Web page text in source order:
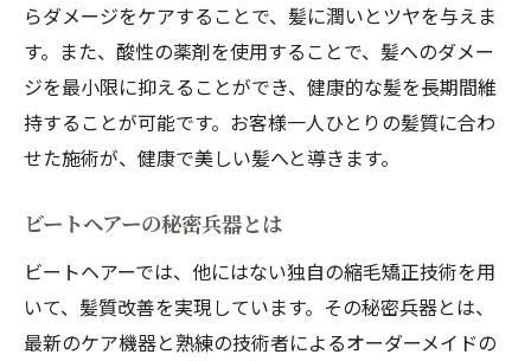
らダメージをケアすることで、髪に潤いとツヤを与えま
す。また、酸性の薬剤を使用することで、髪へのダメー
ジを最小限に抑えることができ、健康的な髪を長期間維
持することが可能です。お客様一人ひとりの髪質に合わ
せた施術が、健康で美しい髪へと導きます。
ビートヘアーの秘密兵器とは
ビートヘアーでは、他にはない独自の縮毛矯正技術を用
いて、髪質改善を実現しています。その秘密兵器とは、
最新のケア機器と熟練の技術者によるオーダーメイドの